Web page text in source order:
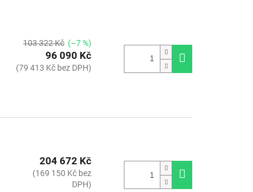
103 322 Kč (–7 %)
96 090 Kč
(79 413 Kč bez DPH)
204 672 Kč
(169 150 Kč bez
DPH)